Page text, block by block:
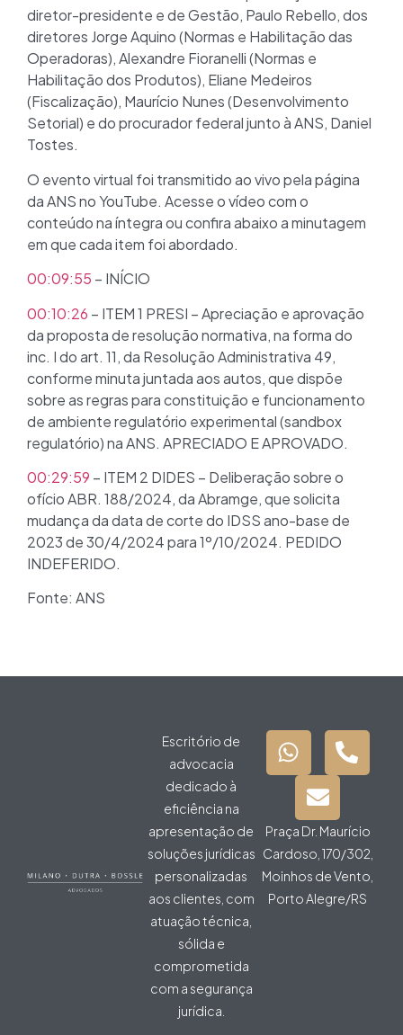
diretor-presidente e de Gestão, Paulo Rebello, dos
diretores Jorge Aquino (Normas e Habilitação das
Operadoras), Alexandre Fioranelli (Normas e
Habilitação dos Produtos), Eliane Medeiros
(Fiscalização), Maurício Nunes (Desenvolvimento
Setorial) e do procurador federal junto à ANS, Daniel
Tostes.
O evento virtual foi transmitido ao vivo pela página
da ANS no YouTube. Acesse o vídeo com o
conteúdo na íntegra ou confira abaixo a minutagem
em que cada item foi abordado.
00:09:55 – INÍCIO
00:10:26 – ITEM 1 PRESI – Apreciação e aprovação
da proposta de resolução normativa, na forma do
inc. I do art. 11, da Resolução Administrativa 49,
conforme minuta juntada aos autos, que dispõe
sobre as regras para constituição e funcionamento
de ambiente regulatório experimental (sandbox
regulatório) na ANS. APRECIADO E APROVADO.
00:29:59 – ITEM 2 DIDES – Deliberação sobre o
ofício ABR. 188/2024, da Abramge, que solicita
mudança da data de corte do IDSS ano-base de
2023 de 30/4/2024 para 1º/10/2024. PEDIDO
INDEFERIDO.
Fonte: ANS
Escritório de
advocacia
dedicado à
eficiência na
apresentação de
soluções jurídicas
personalizadas
aos clientes, com
atuação técnica,
sólida e
comprometida
com a segurança
jurídica.
Praça Dr. Maurício
Cardoso, 170/302,
Moinhos de Vento,
Porto Alegre/RS